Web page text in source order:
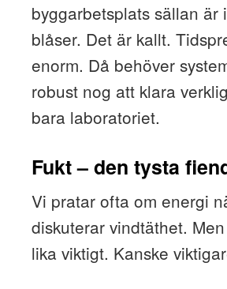
byggarbetsplats sällan är
blåser. Det är kallt.
enorm. Då behöver
robust nog att klara
bara laboratoriet.
Fukt – den tysta
Vi pratar ofta om energi
diskuterar vindtäthet.
lika viktigt. Kanske